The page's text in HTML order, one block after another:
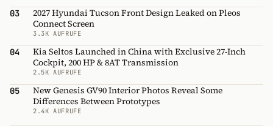
03
2027 Hyundai Tucson Front Design Leaked on Pleos
Connect Screen
3.3K AUFRUFE
04
Kia Seltos Launched in China with Exclusive 27-Inch
Cockpit, 200 HP & 8AT Transmission
2.5K AUFRUFE
05
New Genesis GV90 Interior Photos Reveal Some
Differences Between Prototypes
2.4K AUFRUFE